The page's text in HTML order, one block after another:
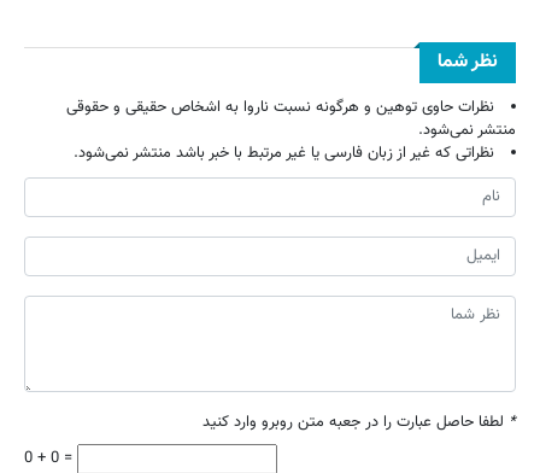
نظر شما
نظرات حاوی توهین و هرگونه نسبت ناروا به اشخاص حقیقی و حقوقی
منتشر نمی‌شود.
نظراتی که غیر از زبان فارسی یا غیر مرتبط با خبر باشد منتشر نمی‌شود.
* لطفا حاصل عبارت را در جعبه متن روبرو وارد کنید
0 + 0 =